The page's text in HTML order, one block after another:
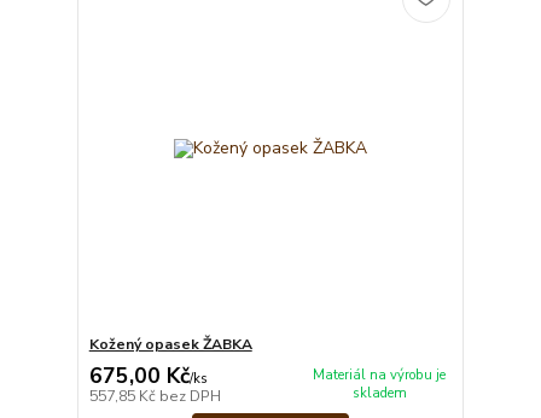
Kožený opasek ŽABKA
675,00 Kč/ks
557,85 Kč bez DPH
Materiál na výrobu je
skladem